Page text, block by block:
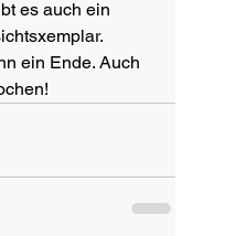
es auch ein
ein Ende. Auch